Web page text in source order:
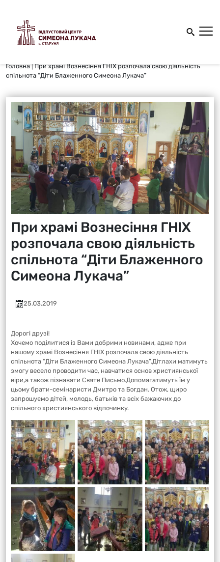
Головна | При храмі Вознесіння ГНІХ розпочала свою діяльність
спільнота “Діти Блаженного Симеона Лукача”
При храмі Вознесіння ГНІХ
розпочала свою діяльність
спільнота “Діти Блаженного
Симеона Лукача”
25.03.2019
Дорогі друзі!
Хочемо поділитися із Вами добрими новинами, адже при
нашому храмі Вознесіння ГНІХ розпочала свою діяльність
спільнота “Діти Блаженного Симеона Лукача”.Дітлахи матимуть
змогу весело проводити час, навчатися основ християнської
віри,а також пізнавати Святе Письмо.Допомагатимуть їм у
цьому брати-семінаристи Дмитро та Богдан. Отож, щиро
запрошуємо дітей, молодь, батьків та всіх бажаючих до
спільного християнського відпочинку.